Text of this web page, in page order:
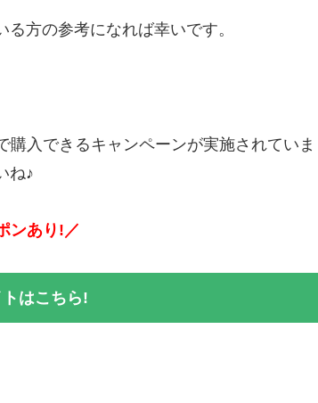
方の参考になれば幸いです。
入できるキャンペーンが実施されていま
ね♪
ンあり!／
はこちら!